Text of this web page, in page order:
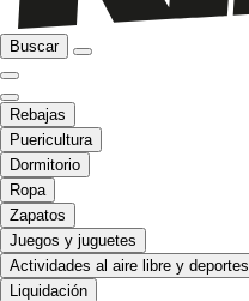
Buscar
Rebajas
Puericultura
Dormitorio
Ropa
Zapatos
Juegos y juguetes
Actividades al aire libre y deportes
Liquidación